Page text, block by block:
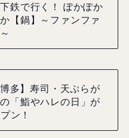
鉄で行く！ ぽかぽか
【鍋】～ファンファ
博多】寿司・天ぷらが
「鮨やハレの日」が
ン！